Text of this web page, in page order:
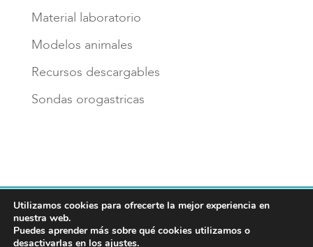
Material laboratorio
Modelos animales
Recursos descargables
Sondas orogastricas
Aviso legal
Política de privacidad
Política de cookies
Utilizamos cookies para ofrecerte la mejor experiencia en
nuestra web.
Puedes aprender más sobre qué cookies utilizamos o
desactivarlas en los ajustes.